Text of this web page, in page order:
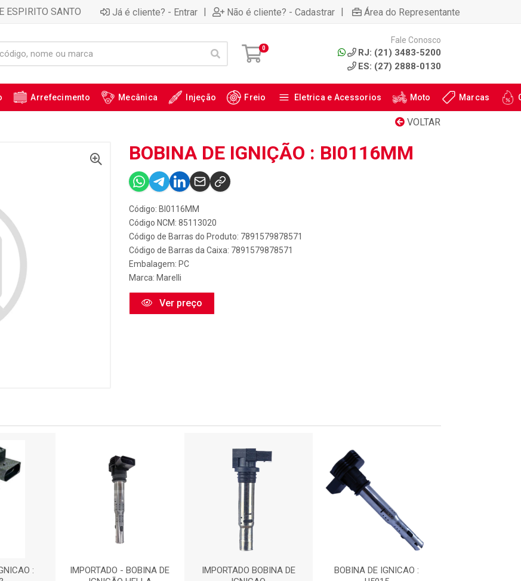
ESPIRITO SANTO Já é cliente? - Entrar | Não é cliente? - Cadastrar | Área do Representante
0
Fale Conosco
RJ: (21) 3483-5200
ES: (27) 2888-0130
Arrefecimento Mecânica Injeção Freio Eletrica e Acessorios Moto Marcas
VOLTAR
BOBINA DE IGNIÇÃO : BI0116MM
Código: BI0116MM
Código NCM: 85113020
Código de Barras do Produto: 7891579878571
Código de Barras da Caixa: 7891579878571
Embalagem: PC
Marca: Marelli
Ver preço
:
IMPORTADO - BOBINA DE
IMPORTADO BOBINA DE
BOBINA DE IGNICAO :